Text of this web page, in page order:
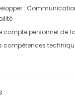
:
compte personnel de
compétences